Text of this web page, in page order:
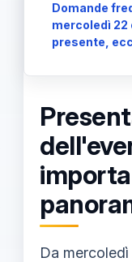
Domande
mercoledì 22
presente,
Da